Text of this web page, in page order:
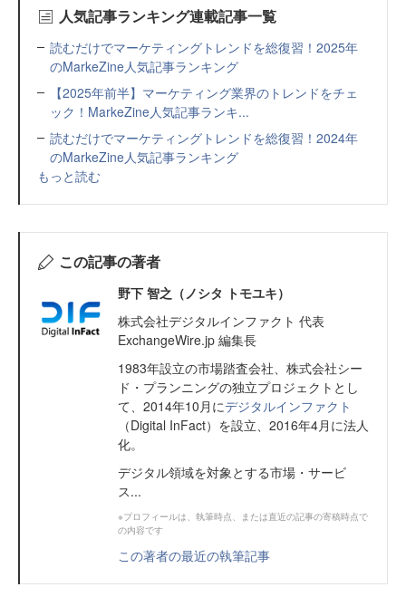
人気記事ランキング連載記事一覧
読むだけでマーケティングトレンドを総復習！2025年
のMarkeZine人気記事ランキング
【2025年前半】マーケティング業界のトレンドをチェ
ック！MarkeZine人気記事ランキ...
読むだけでマーケティングトレンドを総復習！2024年
のMarkeZine人気記事ランキング
もっと読む
この記事の著者
野下 智之（ノシタ トモユキ）
株式会社デジタルインファクト 代表
ExchangeWire.jp 編集長
1983年設立の市場踏査会社、株式会社シー
ド・プランニングの独立プロジェクトとし
て、2014年10月にデジタルインファクト
（Digital InFact）を設立、2016年4月に法人
化。
デジタル領域を対象とする市場・サービ
ス...
※プロフィールは、執筆時点、または直近の記事の寄稿時点で
の内容です
この著者の最近の執筆記事